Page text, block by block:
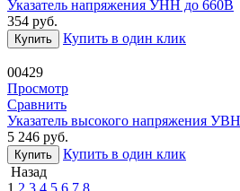
Указатель напряжения УНН до 660В
354 руб.
Купить Купить в один клик
00429
Просмотр
Сравнить
Указатель высокого напряжения
5 246 руб.
Купить
Купить в один клик
Назад
1 2 3 4 5 6 7 8